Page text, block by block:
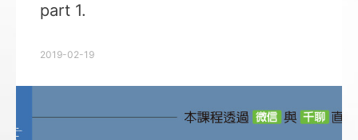
part 1.
2019-02-19